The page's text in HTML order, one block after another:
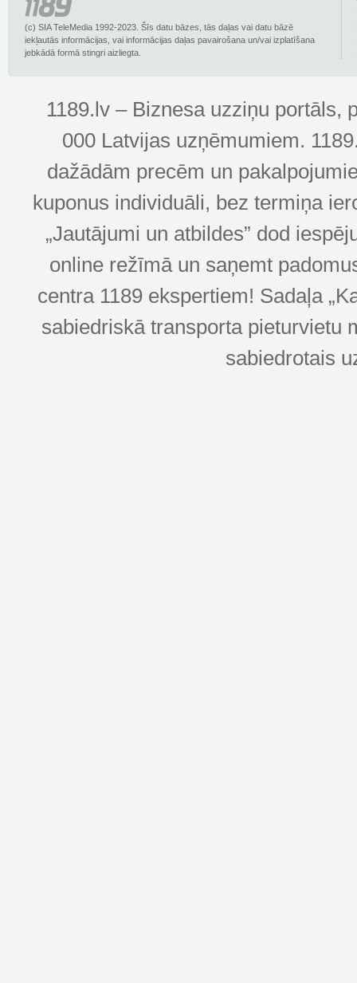
(c) SIA TeleMedia 1992-2023. Šīs datu bāzes, tās daļas vai datu bāzē
iekļautās informācijas, vai informācijas daļas pavairošana un/vai izplatīšana
jebkādā formā stingri aizliegta.
1189.lv – Biznesa uzziņu portāls,
000 Latvijas uzņēmumiem.
dažādām precēm un
kuponus individuāli, bez termiņa
„Jautājumi un atbildes” dod
online režīmā un saņemt
centra 1189 ekspertiem! Sadaļa
sabiedriskā transporta pieturvietu
sabiedrotais